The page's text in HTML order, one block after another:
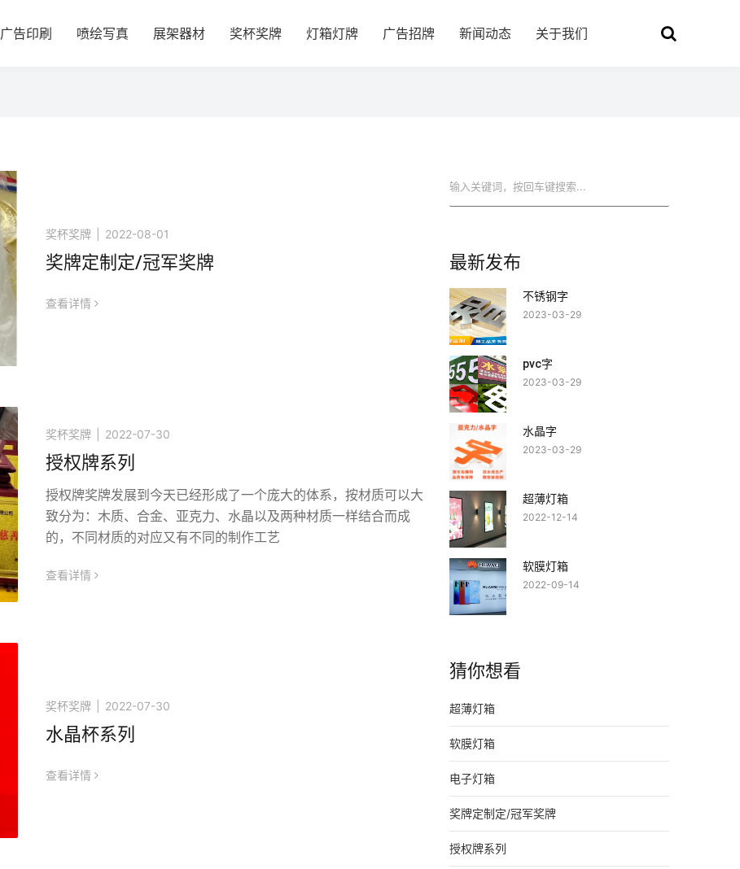
广告印刷 喷绘写真 展架器材 奖杯奖牌 灯箱灯牌 广告招牌 新闻动态 关于我们
奖杯奖牌 2022-08-01
奖牌定制定/冠军奖牌
查看详情 icon
奖杯奖牌 2022-07-30
授权牌系列
授权牌奖牌发展到今天已经形成了一个庞大的体系，按材质可以大
致分为：木质、合金、亚克力、水晶以及两种材质一样结合而成
的，不同材质的对应又有不同的制作工艺
查看详情 icon
奖杯奖牌 2022-07-30
水晶杯系列
查看详情 icon
最新发布
不锈钢字
2023-03-29
pvc字
2023-03-29
水晶字
2023-03-29
超薄灯箱
2022-12-14
软膜灯箱
2022-09-14
猜你想看
超薄灯箱
软膜灯箱
电子灯箱
奖牌定制定/冠军奖牌
授权牌系列